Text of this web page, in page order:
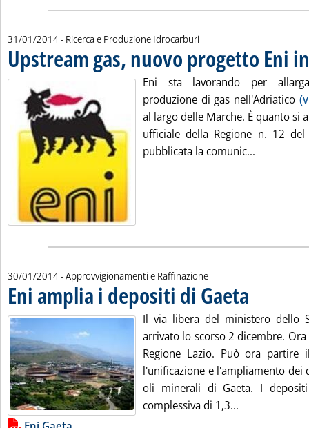
31/01/2014- Ricerca e Produzione Idrocarburi
Upstream gas, nuovo progetto Eni
Eni sta lavorando per
produzione di gas nell'Adriatico
al largo delle Marche. È quanto si
ufficiale della Regione n. 12
pubblicata la comunic...
30/01/2014- Approvvigionamenti e Raffinazione
Eni amplia i depositi di Gaeta
Il via libera del ministero dello
arrivato lo scorso 2 dicembre.
Regione Lazio. Può ora
l'unificazione e l'ampliamento dei
oli minerali di Gaeta. I
complessiva di 1,3...